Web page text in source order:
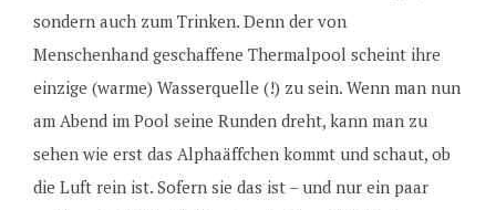
sondern auch zum Trinken. Denn der von
Menschenhand geschaffene Thermalpool scheint ihre
einzige (warme) Wasserquelle (!) zu sein. Wenn man nun
am Abend im Pool seine Runden dreht, kann man zu
sehen wie erst das Alphaäffchen kommt und schaut, ob
die Luft rein ist. Sofern sie das ist – und nur ein paar